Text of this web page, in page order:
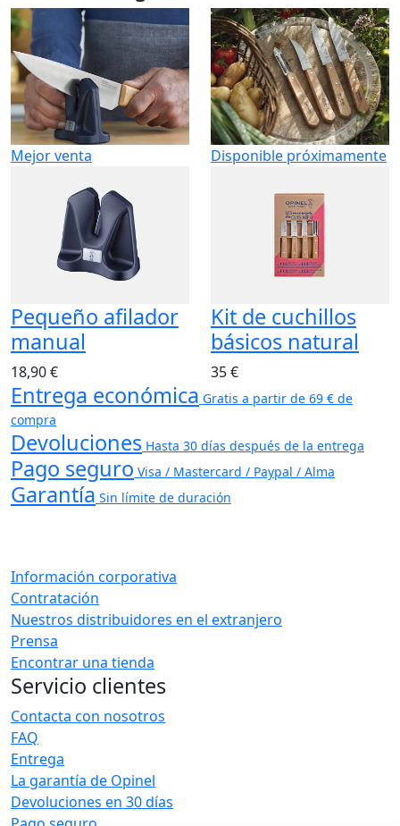
Mejor venta
Pequeño afilador
manual
18,90 €
Disponible próximamente
Kit de cuchillos
básicos natural
35 €
Entrega económica Gratis a partir de 69 € de
compra
Devoluciones Hasta 30 días después de la entrega
Pago seguro Visa / Mastercard / Paypal / Alma
Garantía Sin límite de duración
Información corporativa
Contratación
Nuestros distribuidores en el extranjero
Prensa
Encontrar una tienda
Servicio clientes
Contacta con nosotros
FAQ
Entrega
La garantía de Opinel
Devoluciones en 30 días